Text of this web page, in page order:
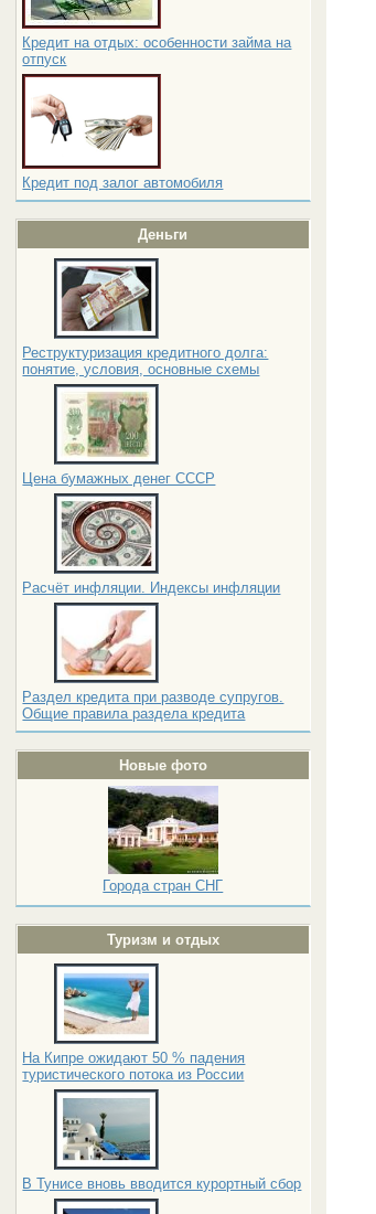
Кредит на отдых: особенности займа на
отпуск
Кредит под залог автомобиля
Деньги
Реструктуризация кредитного долга:
понятие, условия, основные схемы
Цена бумажных денег СССР
Расчёт инфляции. Индексы инфляции
Раздел кредита при разводе супругов.
Общие правила раздела кредита
Новые фото
Города стран СНГ
Туризм и отдых
На Кипре ожидают 50 % падения
туристического потока из России
В Тунисе вновь вводится курортный сбор